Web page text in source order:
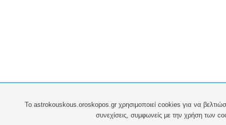
To astrokouskous.oroskopos.gr χρησιμοποιεί cookies για να
συνεχίσεις, συμφωνείς με την χρήση των